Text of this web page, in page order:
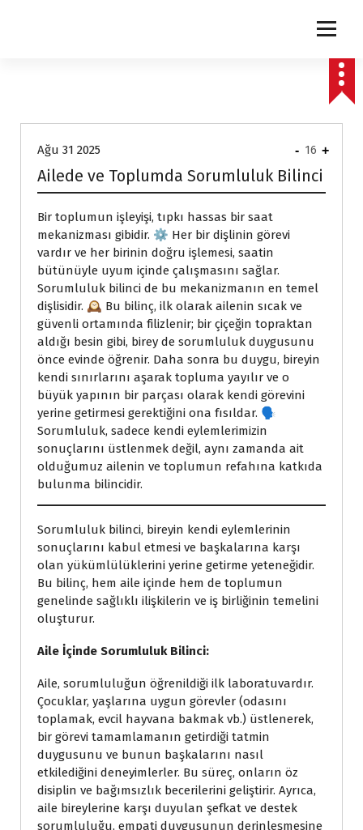
Ağu 31 2025
Ailede ve Toplumda Sorumluluk Bilinci
Bir toplumun işleyişi, tıpkı hassas bir saat
mekanizması gibidir. ⚙️ Her bir dişlinin görevi
vardır ve her birinin doğru işlemesi, saatin
bütünüyle uyum içinde çalışmasını sağlar.
Sorumluluk bilinci de bu mekanizmanın en temel
dişlisidir. 🕰️ Bu bilinç, ilk olarak ailenin sıcak ve
güvenli ortamında filizlenir; bir çiçeğin topraktan
aldığı besin gibi, birey de sorumluluk duygusunu
önce evinde öğrenir. Daha sonra bu duygu, bireyin
kendi sınırlarını aşarak topluma yayılır ve o
büyük yapının bir parçası olarak kendi görevini
yerine getirmesi gerektiğini ona fısıldar. 🗣️
Sorumluluk, sadece kendi eylemlerimizin
sonuçlarını üstlenmek değil, aynı zamanda ait
olduğumuz ailenin ve toplumun refahına katkıda
bulunma bilincidir.
Sorumluluk bilinci, bireyin kendi eylemlerinin
sonuçlarını kabul etmesi ve başkalarına karşı
olan yükümlülüklerini yerine getirme yeteneğidir.
Bu bilinç, hem aile içinde hem de toplumun
genelinde sağlıklı ilişkilerin ve iş birliğinin temelini
oluşturur.
Aile İçinde Sorumluluk Bilinci:
Aile, sorumluluğun öğrenildiği ilk laboratuvardır.
Çocuklar, yaşlarına uygun görevler (odasını
toplamak, evcil hayvana bakmak vb.) üstlenerek,
bir görevi tamamlamanın getirdiği tatmin
duygusunu ve bunun başkalarını nasıl
etkilediğini deneyimlerler. Bu süreç, onların öz
disiplin ve bağımsızlık becerilerini geliştirir. Ayrıca,
aile bireylerine karşı duyulan şefkat ve destek
sorumluluğu, empati duygusunun derinleşmesine
- 16 +